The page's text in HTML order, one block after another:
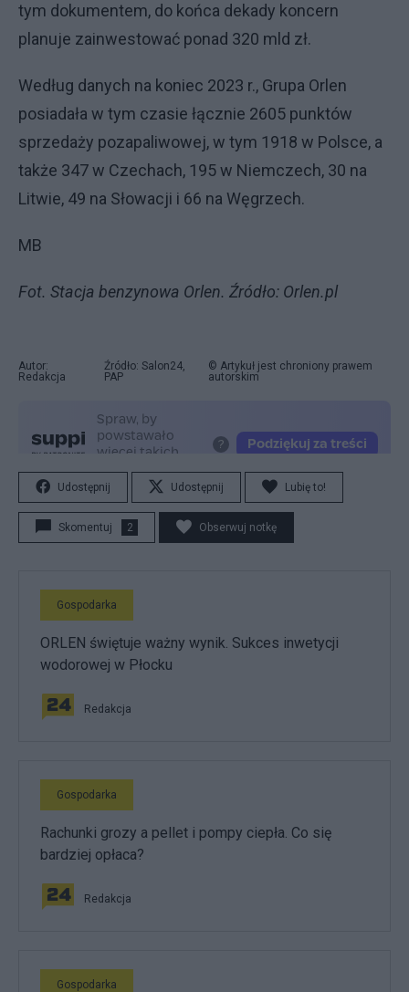
tym dokumentem, do końca dekady koncern
planuje zainwestować ponad 320 mld zł.
Według danych na koniec 2023 r., Grupa Orlen
posiadała w tym czasie łącznie 2605 punktów
sprzedaży pozapaliwowej, w tym 1918 w Polsce, a
także 347 w Czechach, 195 w Niemczech, 30 na
Litwie, 49 na Słowacji i 66 na Węgrzech.
MB
Fot. Stacja benzynowa Orlen. Źródło: Orlen.pl
Autor:
Redakcja
Źródło: Salon24,
PAP
© Artykuł jest chroniony prawem
autorskim
Udostępnij Udostępnij Lubię to!
Skomentuj 2 Obserwuj notkę
Gospodarka
ORLEN świętuje ważny wynik. Sukces inwetycji
wodorowej w Płocku
Redakcja
Gospodarka
Rachunki grozy a pellet i pompy ciepła. Co się
bardziej opłaca?
Redakcja
Gospodarka